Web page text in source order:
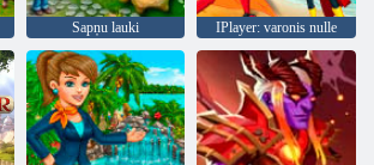
Sapņu lauki IPlayer: varonis nulle